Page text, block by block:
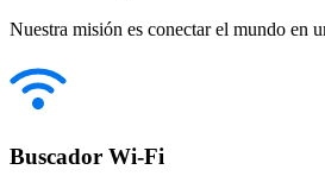
Nuestra misión es conectar el mundo en
Buscador Wi-Fi